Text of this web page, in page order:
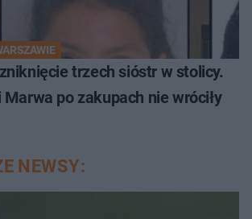
trzech sióstr w stolicy.
Marwa po zakupach nie wróciły
NEWSY: